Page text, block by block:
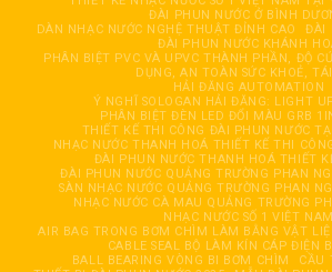
ĐÀI PHUN NƯỚC Ở BÌNH
DÀN NHẠC NƯỚC NGHỆ THUẬT ĐỈNH CAO
ĐÀI
ĐÀI PHUN NƯỚC KHÁNH
PHÂN BIỆT PVC VÀ UPVC THÀNH PHẦN, ĐỘ
DỤNG, AN TOÀN SỨC KHOẺ,
HẢI ĐĂNG AUTOMATION
Ý NGHĨ SOLOGAN HẢI ĐĂNG: LIGHT
PHÂN BIỆT ĐÈN LED ĐỔI MÀU GRB
THIẾT KẾ THI CÔNG ĐÀI PHUN NƯỚC
NHẠC NƯỚC THANH HOÁ THIẾT KẾ THI
ĐÀI PHUN NƯỚC THANH HOÁ THIẾT
ĐÀI PHUN NƯỚC QUẢNG TRƯỜNG PHAN
SÀN NHẠC NƯỚC QUẢNG TRƯỜNG PHAN
NHẠC NƯỚC CÀ MAU QUẢNG TRƯỜNG
NHẠC NƯỚC SỐ 1 VIỆT NAM
AIR BAG TRONG BƠM CHÌM LÀM BẰNG VẬT
CABLE SEAL BỘ LÀM KÍN CÁP ĐIỆN
BALL BEARING VÒNG BI BƠM CHÌM
CẦU